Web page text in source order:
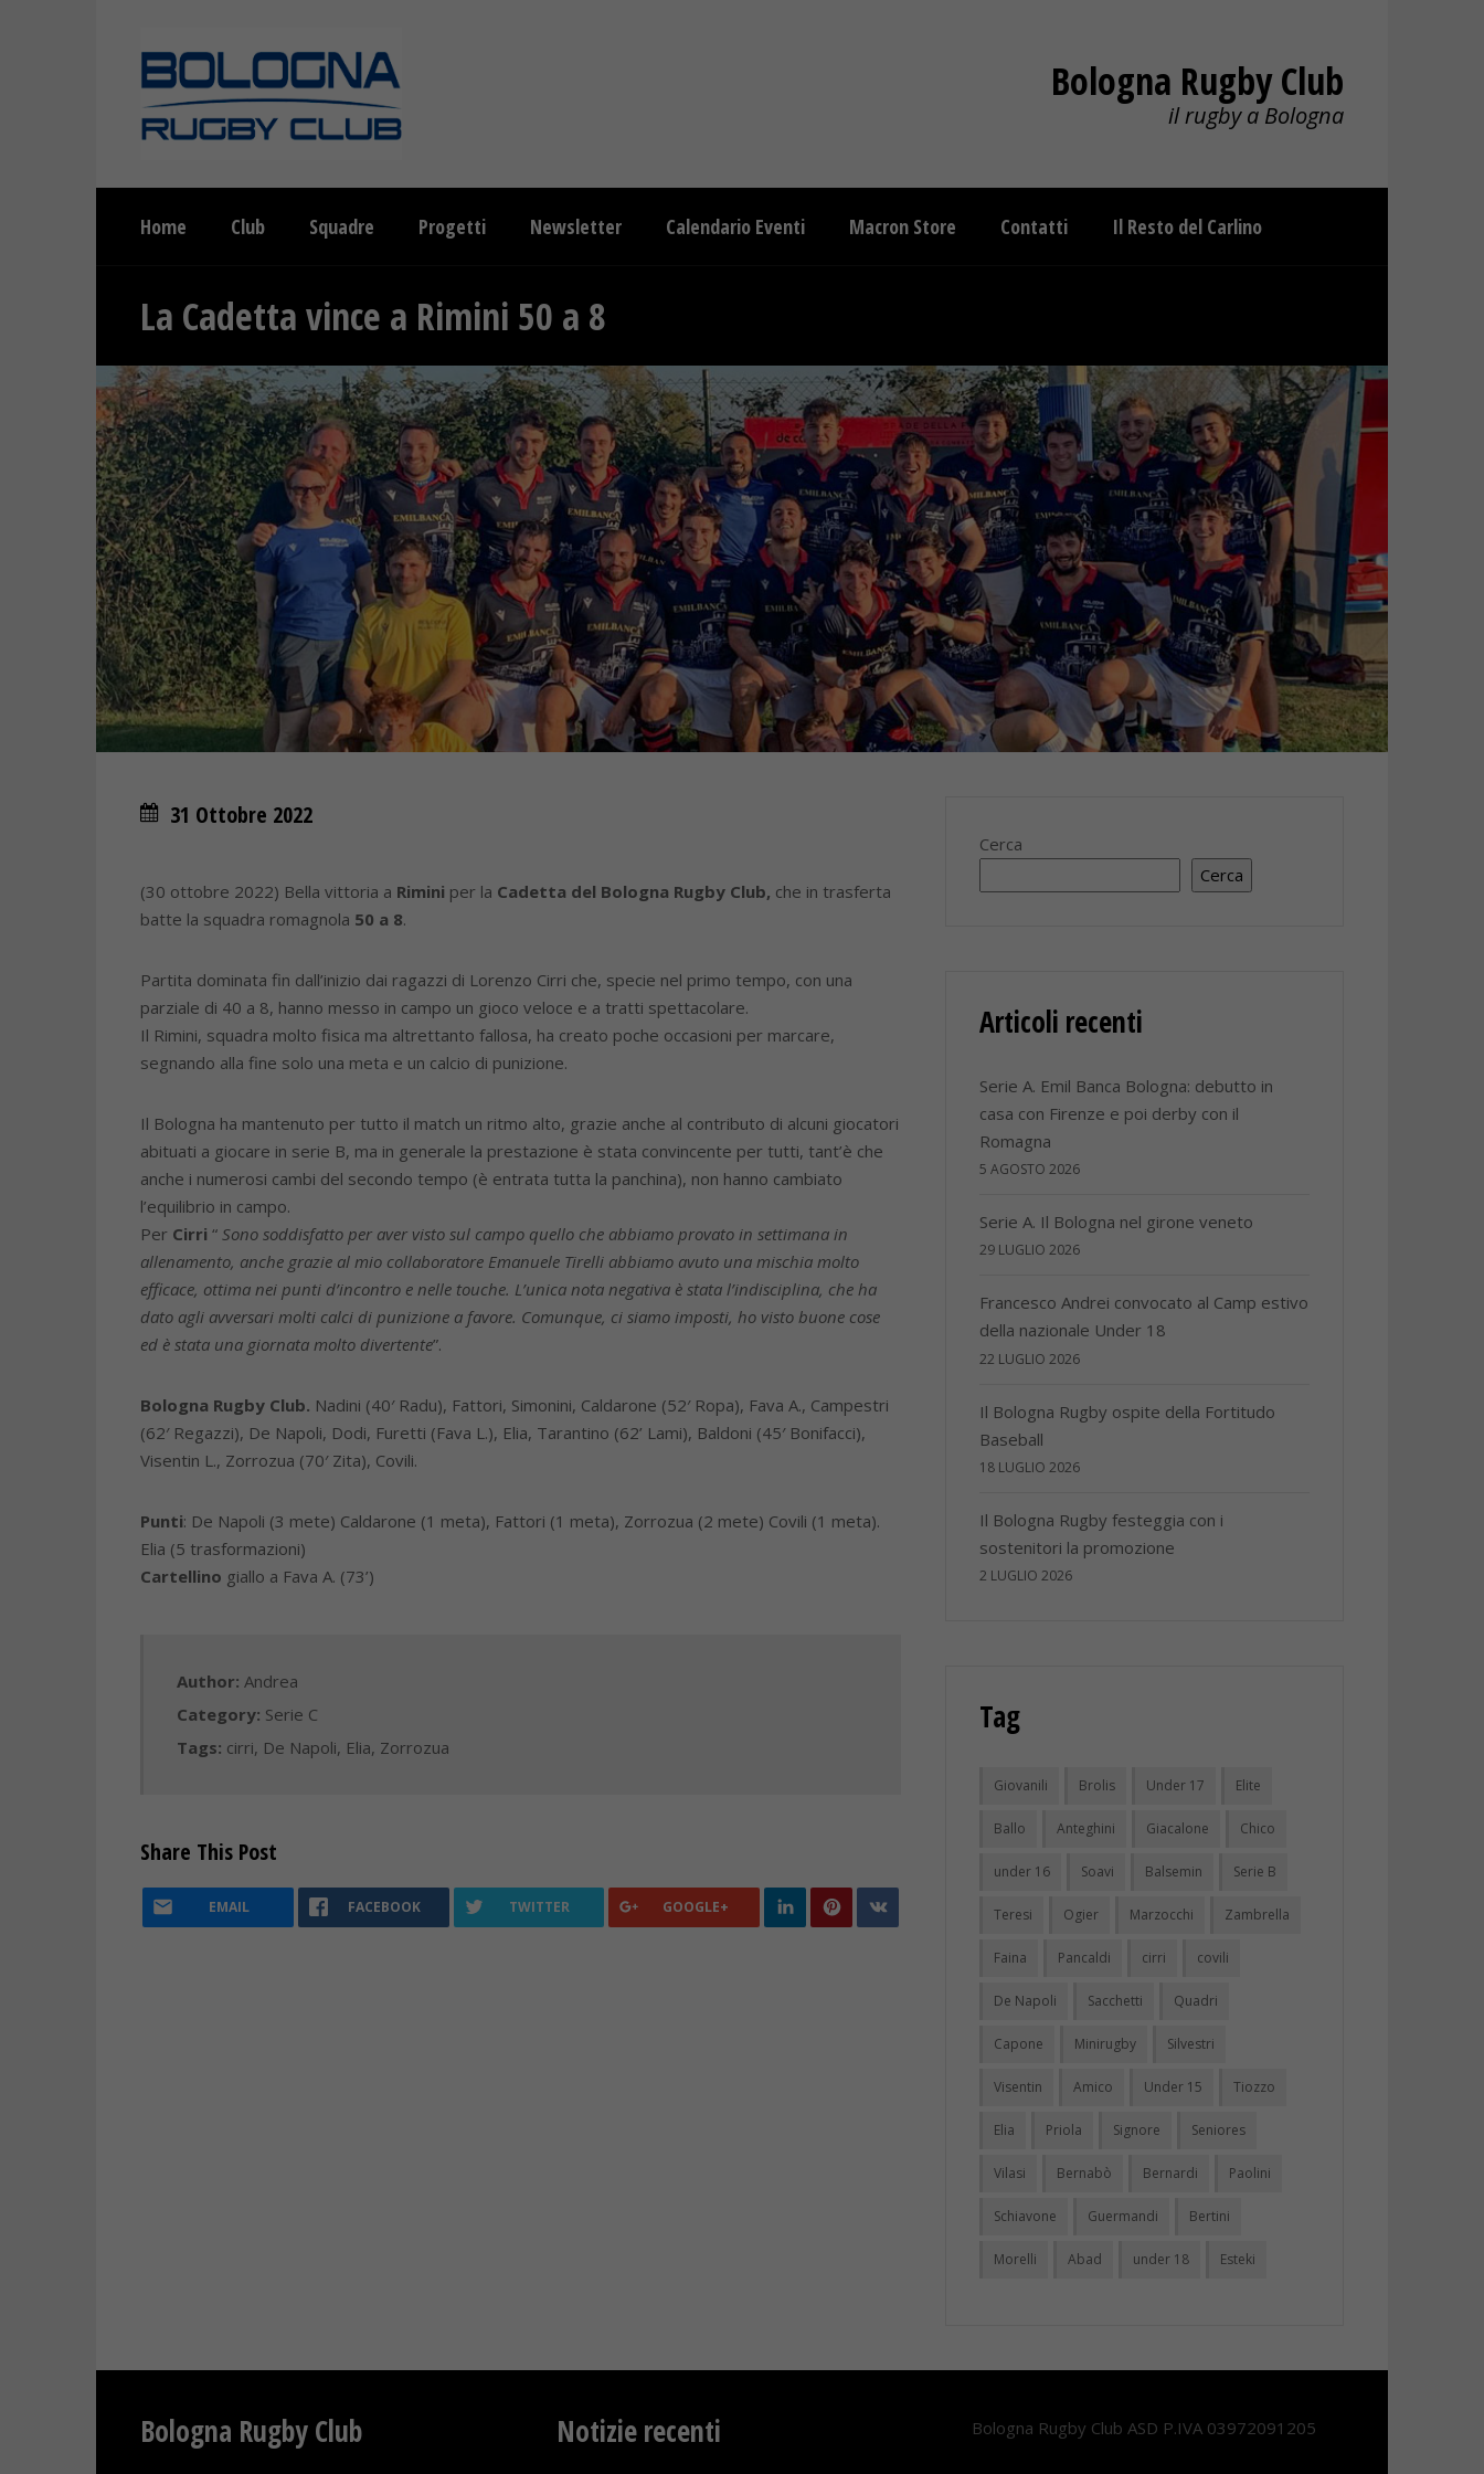
Bologna Rugby Club
il rugby a Bologna
Home Club Squadre Progetti Newsletter Calendario Eventi Macron Store Contatti Il Resto del Carlino
La Cadetta vince a Rimini 50 a 8
31 Ottobre 2022
(30 ottobre 2022) Bella vittoria a Rimini per la Cadetta del Bologna Rugby Club, che in trasferta
batte la squadra romagnola 50 a 8.
Partita dominata fin dall’inizio dai ragazzi di Lorenzo Cirri che, specie nel primo tempo, con una
parziale di 40 a 8, hanno messo in campo un gioco veloce e a tratti spettacolare.
Il Rimini, squadra molto fisica ma altrettanto fallosa, ha creato poche occasioni per marcare,
segnando alla fine solo una meta e un calcio di punizione.
Il Bologna ha mantenuto per tutto il match un ritmo alto, grazie anche al contributo di alcuni giocatori
abituati a giocare in serie B, ma in generale la prestazione è stata convincente per tutti, tant’è che
anche i numerosi cambi del secondo tempo (è entrata tutta la panchina), non hanno cambiato
l’equilibrio in campo.
Per Cirri “ Sono soddisfatto per aver visto sul campo quello che abbiamo provato in settimana in
allenamento, anche grazie al mio collaboratore Emanuele Tirelli abbiamo avuto una mischia molto
efficace, ottima nei punti d’incontro e nelle touche. L’unica nota negativa è stata l’indisciplina, che ha
dato agli avversari molti calci di punizione a favore. Comunque, ci siamo imposti, ho visto buone cose
ed è stata una giornata molto divertente”.
Bologna Rugby Club. Nadini (40′ Radu), Fattori, Simonini, Caldarone (52′ Ropa), Fava A., Campestri
(62′ Regazzi), De Napoli, Dodi, Furetti (Fava L.), Elia, Tarantino (62’ Lami), Baldoni (45′ Bonifacci),
Visentin L., Zorrozua (70′ Zita), Covili.
Punti: De Napoli (3 mete) Caldarone (1 meta), Fattori (1 meta), Zorrozua (2 mete) Covili (1 meta).
Elia (5 trasformazioni)
Cartellino giallo a Fava A. (73’)
Author: Andrea
Category: Serie C
Tags: cirri, De Napoli, Elia, Zorrozua
Share This Post
EMAIL FACEBOOK TWITTER GOOGLE+
Cerca
Cerca
Articoli recenti
Serie A. Emil Banca Bologna: debutto in
casa con Firenze e poi derby con il
Romagna
5 AGOSTO 2026
Serie A. Il Bologna nel girone veneto
29 LUGLIO 2026
Francesco Andrei convocato al Camp estivo
della nazionale Under 18
22 LUGLIO 2026
Il Bologna Rugby ospite della Fortitudo
Baseball
18 LUGLIO 2026
Il Bologna Rugby festeggia con i
sostenitori la promozione
2 LUGLIO 2026
Tag
Giovanili Brolis Under 17 Elite
Ballo Anteghini Giacalone Chico
under 16 Soavi Balsemin Serie B
Teresi Ogier Marzocchi Zambrella
Faina Pancaldi cirri covili
De Napoli Sacchetti Quadri
Capone Minirugby Silvestri
Visentin Amico Under 15 Tiozzo
Elia Priola Signore Seniores
Vilasi Bernabò Bernardi Paolini
Schiavone Guermandi Bertini
Morelli Abad under 18 Esteki
Bologna Rugby Club Notizie recenti Bologna Rugby Club ASD P.IVA 03972091205